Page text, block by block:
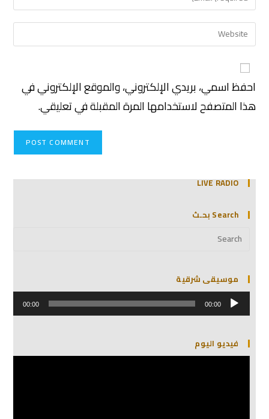
احفظ اسمي، بريدي الإلكتروني، والموقع الإلكتروني في
هذا المتصفح لاستخدامها المرة المقبلة في تعليقي.
LIVE RADIO
Search بحـث
موسيقى شرقية
مشغل
الصوت 00:00
00:00
فيديو اليوم
مشغل